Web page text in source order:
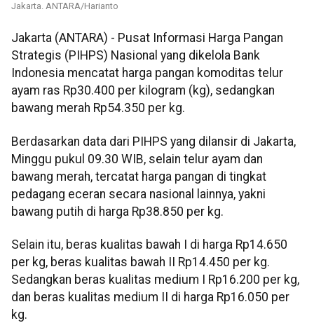
Jakarta. ANTARA/Harianto
Jakarta (ANTARA) - Pusat Informasi Harga Pangan
Strategis (PIHPS) Nasional yang dikelola Bank
Indonesia mencatat harga pangan komoditas telur
ayam ras Rp30.400 per kilogram (kg), sedangkan
bawang merah Rp54.350 per kg.
Berdasarkan data dari PIHPS yang dilansir di Jakarta,
Minggu pukul 09.30 WIB, selain telur ayam dan
bawang merah, tercatat harga pangan di tingkat
pedagang eceran secara nasional lainnya, yakni
bawang putih di harga Rp38.850 per kg.
Selain itu, beras kualitas bawah I di harga Rp14.650
per kg, beras kualitas bawah II Rp14.450 per kg.
Sedangkan beras kualitas medium I Rp16.200 per kg,
dan beras kualitas medium II di harga Rp16.050 per
kg.